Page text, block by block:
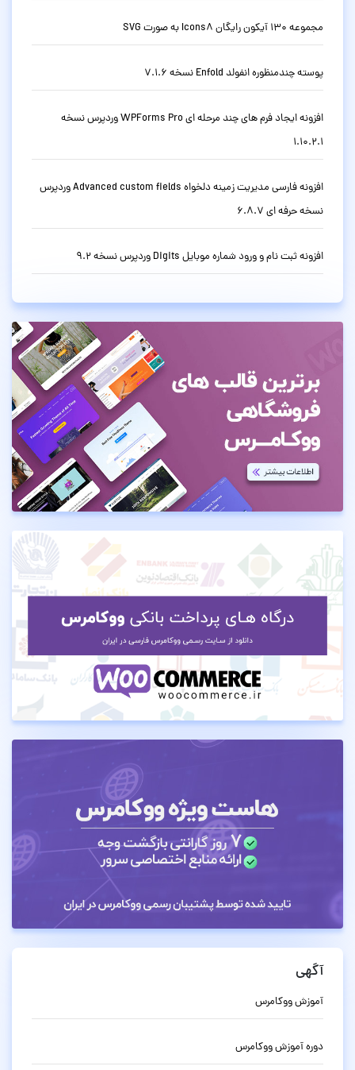
مجموعه 130 آیکون رایگان Icons8 به صورت SVG
پوسته چندمنظوره انفولد Enfold نسخه 7.1.6
افزونه ایجاد فرم های چند مرحله ای WPForms Pro وردپرس نسخه
1.10.2.1
افزونه فارسی مدیریت زمینه دلخواه Advanced custom fields وردپرس
نسخه حرفه ای 6.8.7
افزونه ثبت نام و ورود شماره موبایل Digits وردپرس نسخه 9.2
آگهی
آموزش ووکامرس
دوره آموزش ووکامرس